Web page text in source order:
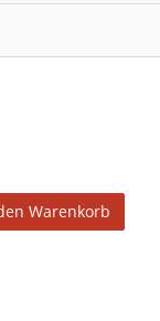
Warenkorb